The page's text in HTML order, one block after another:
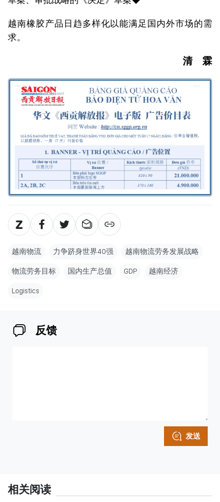
越南橡胶产品日趋多样化以能满足国内外市场的需
求。
清 霖
越南物流 力争跻身世界40强 越南物流劳务发展战略
物流劳务目标 国内生产总值 GDP 越南经济
Logistics
反馈
发送
相关阅读